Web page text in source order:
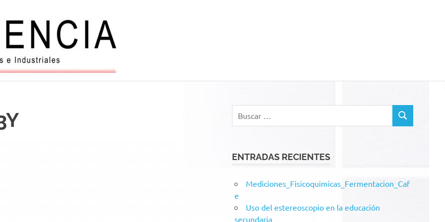
automatizacion
BUSCAR
ENTRADAS RECIENTES
Mediciones_Fisicoquimicas_Fermentacion_Caf
e
Uso del estereoscopio en la educación
secundaria